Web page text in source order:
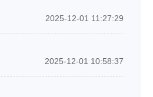
2025-12-01 11:27:29
2025-12-01 10:58:37